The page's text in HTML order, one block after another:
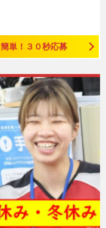
簡単！３０秒応募